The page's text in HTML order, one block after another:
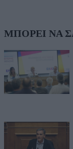
ΜΠΟΡΕΙ ΝΑ